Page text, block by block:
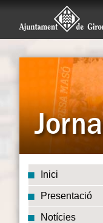
Inici
Presentació
Notícies